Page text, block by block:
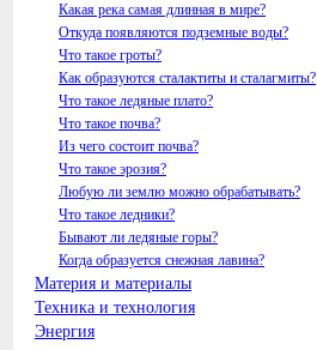
Какая река самая длинная в мире?
Откуда появляются подземные воды?
Что такое гроты?
Как образуются сталактиты и сталагмиты?
Что такое ледяные плато?
Что такое почва?
Из чего состоит почва?
Что такое эрозия?
Любую ли землю можно обрабатывать?
Что такое ледники?
Бывают ли ледяные горы?
Когда образуется снежная лавина?
Материя и материалы
Техника и технология
Энергия